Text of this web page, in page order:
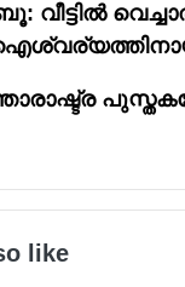
വീട്ടിൽ
like